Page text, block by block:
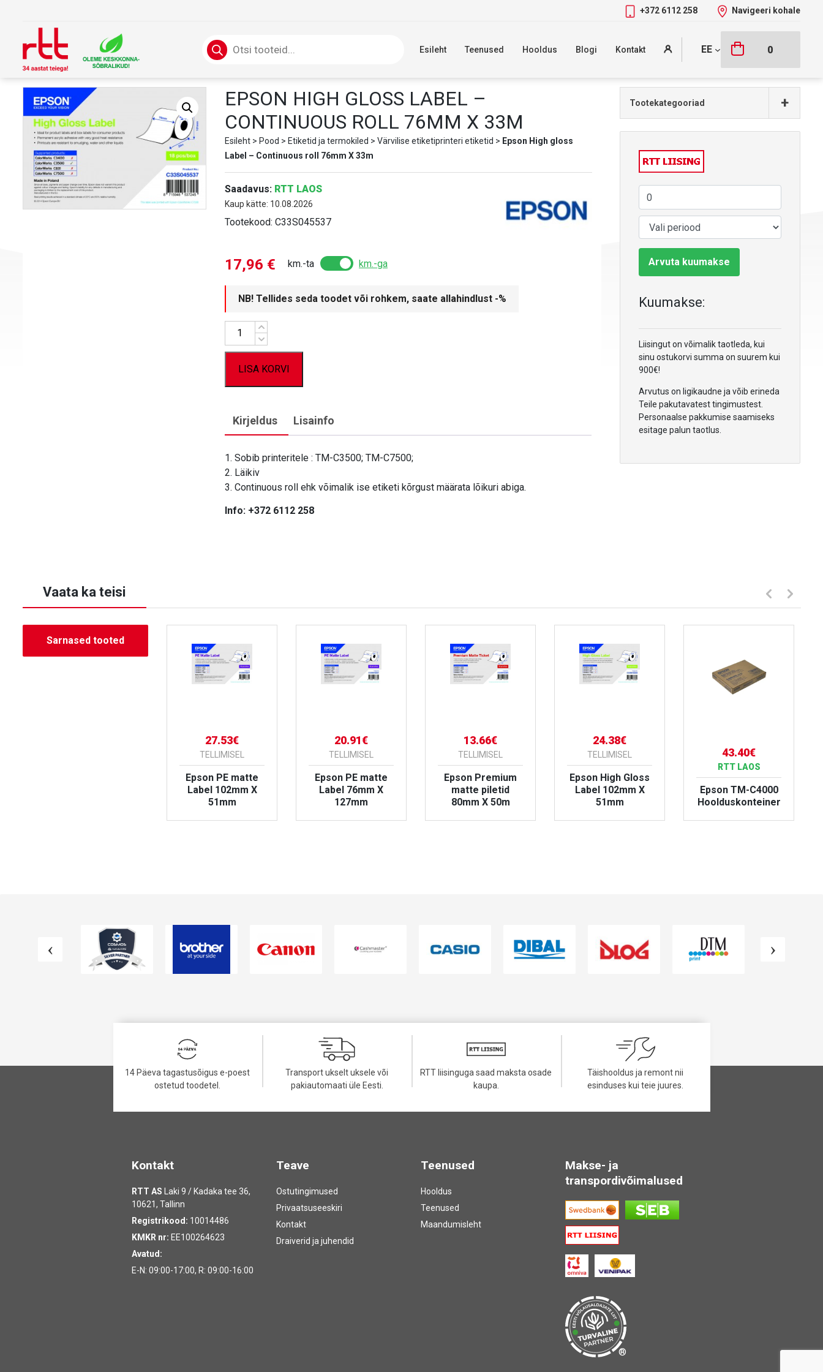
+372 6112 258 Navigeeri kohale
Products
search
Esileht Teenused Hooldus Blogi Kontakt EE 0
EPSON HIGH GLOSS LABEL –
CONTINUOUS ROLL 76MM X 33M
Esileht> Pood > Etiketid ja termokiled > Värvilise etiketiprinteri etiketid > Epson High gloss
Label – Continuous roll 76mm X 33m
Saadavus: RTT LAOS
Kaup kätte: 10.08.2026
Tootekood: C33S045537
17,96 € km.-ta km.-ga
NB! Tellides seda toodet või rohkem, saate allahindlust -%
Kogus
LISA KORVI
Kirjeldus Lisainfo
1. Sobib printeritele : TM-C3500; TM-C7500;
2. Läikiv
3. Continuous roll ehk võimalik ise etiketi kõrgust määrata lõikuri abiga.
Info: +372 6112 258
Tootekategooriad +
Arvuta kuumakse
Kuumakse:
Liisingut on võimalik taotleda, kui
sinu ostukorvi summa on suurem kui
900€!
Arvutus on ligikaudne ja võib erineda
Teile pakutavatest tingimustest.
Personaalse pakkumise saamiseks
esitage palun taotlus.
Vaata ka teisi
Sarnased tooted
27.53€
TELLIMISEL
Epson PE matte
Label 102mm X
51mm
20.91€
TELLIMISEL
Epson PE matte
Label 76mm X
127mm
13.66€
TELLIMISEL
Epson Premium
matte piletid
80mm X 50m
24.38€
TELLIMISEL
Epson High Gloss
Label 102mm X
51mm
43.40€
RTT LAOS
Epson TM-C4000
Hoolduskonteiner
14 Päeva tagastusõigus e-poest
ostetud toodetel.
Transport ukselt uksele või
pakiautomaati üle Eesti.
RTT liisinguga saad maksta osade
kaupa.
Täishooldus ja remont nii
esinduses kui teie juures.
Kontakt
RTT AS Laki 9 / Kadaka tee 36,
10621, Tallinn
Registrikood: 10014486
KMKR nr: EE100264623
Avatud:
E-N: 09:00-17:00, R: 09:00-16:00
Teave
Ostutingimused
Privaatsuseeskiri
Kontakt
Draiverid ja juhendid
Teenused
Hooldus
Teenused
Maandumisleht
Makse- ja
transpordivõimalused
®